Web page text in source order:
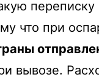
что при
вывозе.